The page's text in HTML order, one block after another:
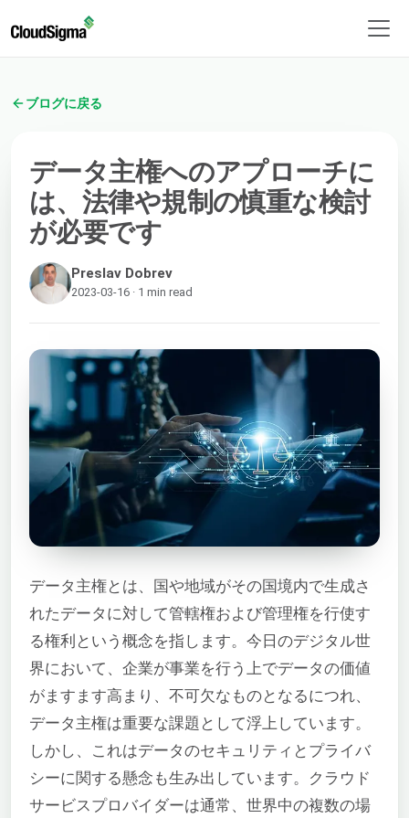
ブログに戻る
データ主権へのアプローチに
は、法律や規制の慎重な検討
が必要です
Preslav Dobrev
2023-03-16 · 1 min read
データ主権とは、国や地域がその国境内で生成さ
れたデータに対して管轄権および管理権を行使す
る権利という概念を指します。今日のデジタル世
界において、企業が事業を行う上でデータの価値
がますます高まり、不可欠なものとなるにつれ、
データ主権は重要な課題として浮上しています。
しかし、これはデータのセキュリティとプライバ
シーに関する懸念も生み出しています。クラウド
サービスプロバイダーは通常、世界中の複数の場